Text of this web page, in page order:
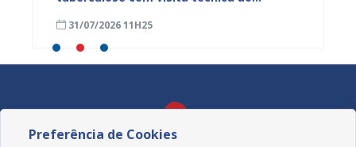
31/07/2026 11H25
Preferência de Cookies